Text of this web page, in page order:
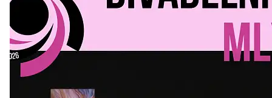
Kultura a volný čas
Divadelní mlýn. 15. až 18. října KD
MLEJN. Vstupenky již v prodeji.
Přijďte na přátelský festival divadla a inspirace 15. až 18.
října 2026 Vstupenky již v prodeji na GOOUT -
https://divadelnimlyn.cz/vstupenky Představ si čtyři dny